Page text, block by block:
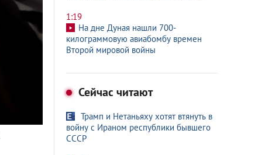
1:19
На дне Дуная нашли 700-
килограммовую авиабомбу времен
Второй мировой войны
Сейчас читают
Трамп и Нетаньяху хотят втянуть в
войну с Ираном республики бывшего
СССР